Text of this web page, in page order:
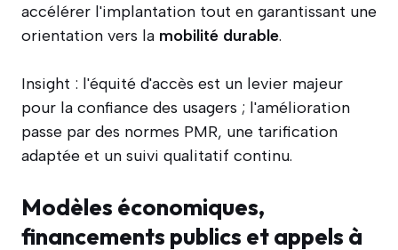
accélérer l'implantation tout en garantissant une
orientation vers la mobilité durable.
Insight : l'équité d'accès est un levier majeur
pour la confiance des usagers ; l'amélioration
passe par des normes PMR, une tarification
adaptée et un suivi qualitatif continu.
Modèles économiques,
financements publics et appels à